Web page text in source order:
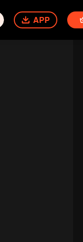
APP